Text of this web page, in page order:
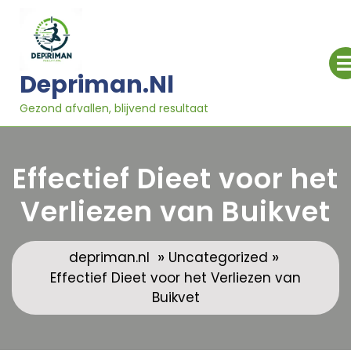
inhoud
Depriman.nl
Gezond afvallen, blijvend resultaat
Effectief Dieet voor het
Verliezen van Buikvet
depriman.nl » Uncategorized »
Effectief Dieet voor het Verliezen van
Buikvet